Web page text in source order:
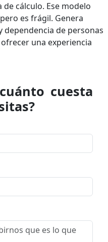
cálculo. Ese modelo
es frágil. Genera
dependencia de personas
una experiencia
cuesta